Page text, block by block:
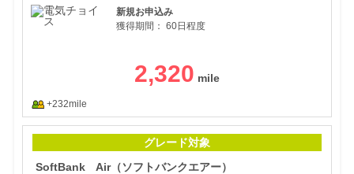
新規お申込み
獲得期間： 60日程度
2,320
+232mile
グレード対象
SoftBank Air（ソフトバンクエアー）